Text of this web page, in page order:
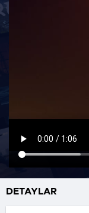
DETAYLAR